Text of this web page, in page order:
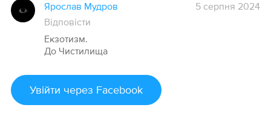
Ярослав Мудров
5 серпня 2024
Відповісти
Екзотизм.
До Чистилища
Увійти через Facebook